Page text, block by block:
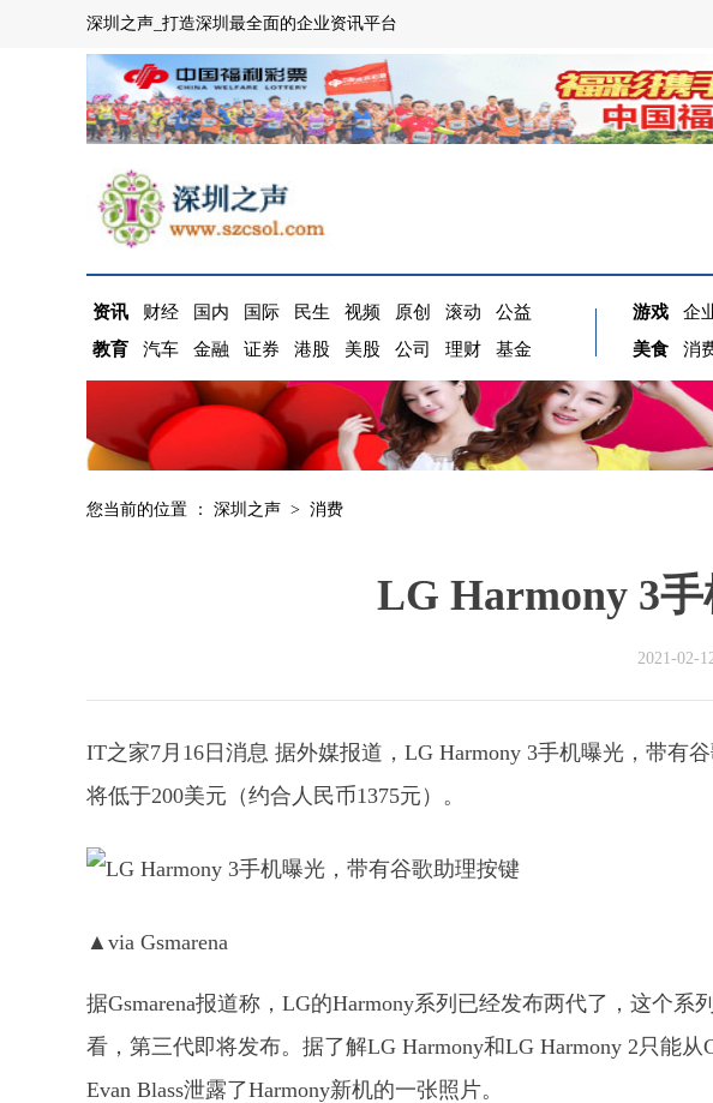
深圳之声_打造深圳最全面的企业资讯平台
资讯 财经 国内 国际 民生 视频 原创 滚动
公益
教育
汽车 金融 证券 港股 美股 公司 理财 基金
游戏 企
美食
消
您当前的位置 ： 深圳之声 > 消费
LG Harmony 3
2021-02-
IT之家7月16日消息 据外媒报道，LG Harmony 3手机曝光，带有
将低于200美元（约合人民币1375元）。
▲via Gsmarena
据Gsmarena报道称，LG的Harmony系列已经发布两代了，这个
看，第三代即将发布。据了解LG Harmony和LG Harmony 2只能
Evan Blass泄露了Harmony新机的一张照片。